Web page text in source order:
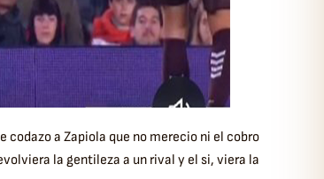
a Zapiola que no merecio ni el cobro
la gentileza a un rival y el si, viera la